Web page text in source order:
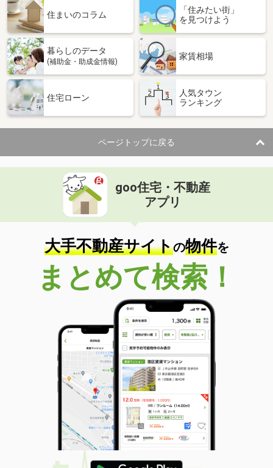
住まいのコラム
「住みたい街」
を見つけよう
暮らしのデータ
(補助金・助成金情報)
家賃相場
住宅ローン
人気タウン
ランキング
ページトップに戻る
goo住宅・不動産
アプリ
大手不動産サイトの物件を
まとめて検索！